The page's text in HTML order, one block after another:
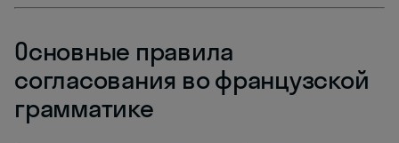
Основные правила
согласования во французской
грамматике